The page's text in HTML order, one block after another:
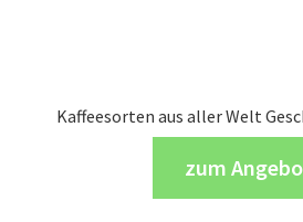
Kaffeesorten aus aller Welt
zum